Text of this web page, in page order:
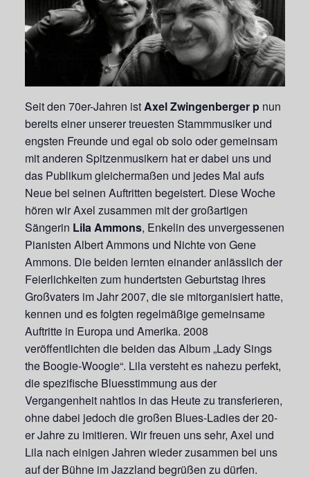
Seit den 70er-Jahren istAxel Zwingenberger p nun
bereits einer unserer treuesten Stammmusiker und
engsten Freunde und egal ob solo oder gemeinsam
mit anderen Spitzenmusikern hat er dabei uns und
das Publikum gleichermaßen und jedes Mal aufs
Neue bei seinen Auftritten begeistert. Diese Woche
hören wir Axel zusammen mit der großartigen
Sängerin Lila Ammons, Enkelin des unvergessenen
Pianisten Albert Ammons und Nichte von Gene
Ammons. Die beiden lernten einander anlässlich der
Feierlichkeiten zum hundertsten Geburtstag ihres
Großvaters im Jahr 2007, die sie mitorganisiert hatte,
kennen und es folgten regelmäßige gemeinsame
Auftritte in Europa und Amerika. 2008
veröffentlichten die beiden das Album „Lady Sings
the Boogie-Woogie“. Lila versteht es nahezu perfekt,
die spezifische Bluesstimmung aus der
Vergangenheit nahtlos in das Heute zu transferieren,
ohne dabei jedoch die großen Blues-Ladies der 20-
er Jahre zu imitieren. Wir freuen uns sehr, Axel und
Lila nach einigen Jahren wieder zusammen bei uns
auf der Bühne im Jazzland begrüßen zu dürfen.